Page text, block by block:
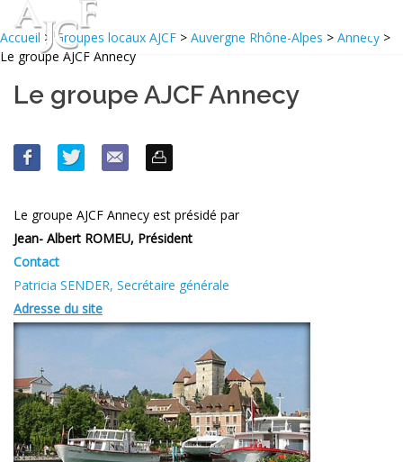
Accueil >Groupes locaux AJCF > Auvergne Rhône-Alpes > Annecy >
Le groupe AJCF Annecy
Le groupe AJCF Annecy
Le groupe AJCF Annecy est présidé par
Jean- Albert ROMEU, Président
Contact
Patricia SENDER, Secrétaire générale
Adresse du site